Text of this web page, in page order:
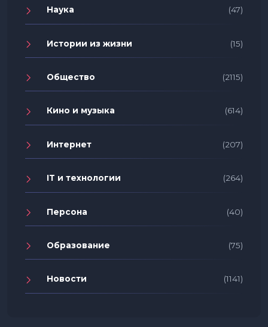
Наука (47)
Истории из жизни (15)
Общество (2115)
Кино и музыка (614)
Интернет (207)
IT и технологии (264)
Персона (40)
Образование (75)
Новости (1141)